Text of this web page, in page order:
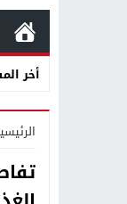
أخر